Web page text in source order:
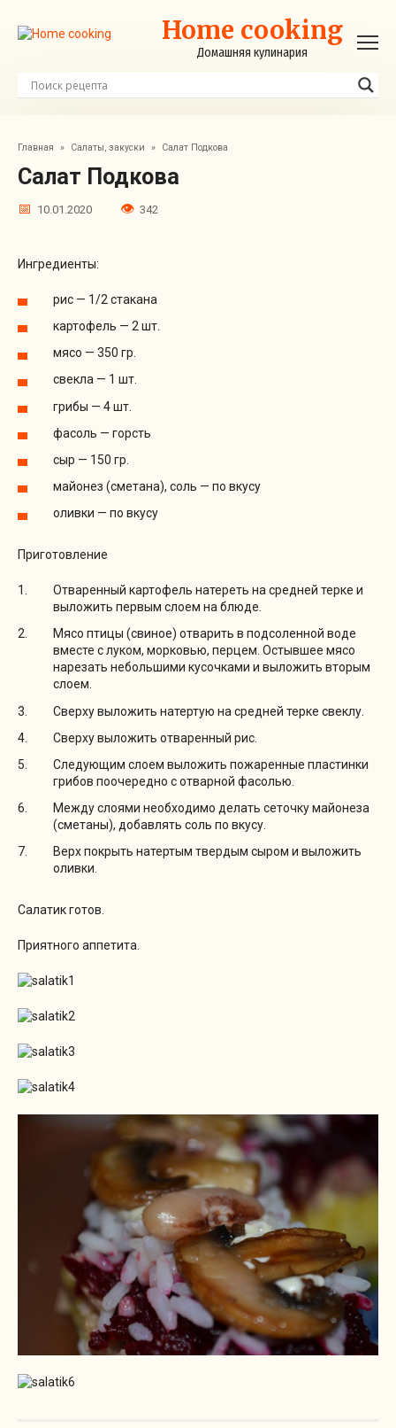
контенту
Home cooking
Домашняя кулинария
Главная » Салаты, закуски » Салат Подкова
Салат Подкова
10.01.2020 342
Ингредиенты:
рис — 1/2 стакана
картофель — 2 шт.
мясо — 350 гр.
свекла — 1 шт.
грибы — 4 шт.
фасоль — горсть
сыр — 150 гр.
майонез (сметана), соль — по вкусу
оливки — по вкусу
Приготовление
Отваренный картофель натереть на средней терке и
выложить первым слоем на блюде.
Мясо птицы (свиное) отварить в подсоленной воде
вместе с луком, морковью, перцем. Остывшее мясо
нарезать небольшими кусочками и выложить вторым
слоем.
Сверху выложить натертую на средней терке свеклу.
Сверху выложить отваренный рис.
Следующим слоем выложить пожаренные пластинки
грибов поочередно с отварной фасолью.
Между слоями необходимо делать сеточку майонеза
(сметаны), добавлять соль по вкусу.
Верх покрыть натертым твердым сыром и выложить
оливки.
Салатик готов.
Приятного аппетита.